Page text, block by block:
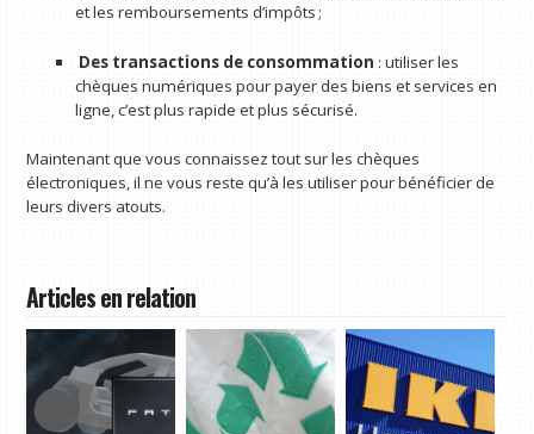
et les remboursements d’impôts ;
Des transactions de consommation : utiliser les
chèques numériques pour payer des biens et services en
ligne, c’est plus rapide et plus sécurisé.
Maintenant que vous connaissez tout sur les chèques
électroniques, il ne vous reste qu’à les utiliser pour bénéficier de
leurs divers atouts.
Articles en relation